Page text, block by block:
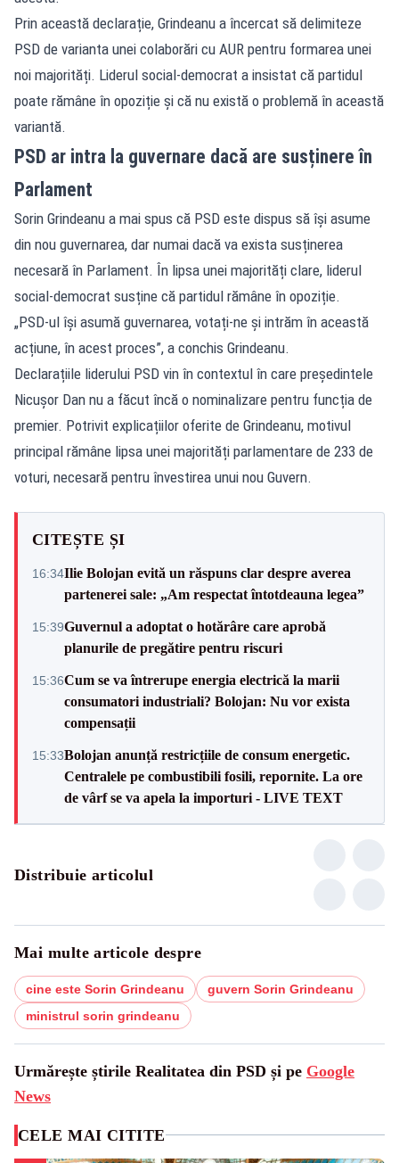
Prin această declarație, Grindeanu a încercat să delimiteze
PSD de varianta unei colaborări cu AUR pentru formarea unei
noi majorități. Liderul social-democrat a insistat că partidul
poate rămâne în opoziție și că nu există o problemă în această
variantă.
PSD ar intra la guvernare dacă are susținere în
Parlament
Sorin Grindeanu a mai spus că PSD este dispus să își asume
din nou guvernarea, dar numai dacă va exista susținerea
necesară în Parlament. În lipsa unei majorități clare, liderul
social-democrat susține că partidul rămâne în opoziție.
„PSD-ul își asumă guvernarea, votați-ne și intrăm în această
acțiune, în acest proces”, a conchis Grindeanu.
Declarațiile liderului PSD vin în contextul în care președintele
Nicușor Dan nu a făcut încă o nominalizare pentru funcția de
premier. Potrivit explicațiilor oferite de Grindeanu, motivul
principal rămâne lipsa unei majorități parlamentare de 233 de
voturi, necesară pentru învestirea unui nou Guvern.
CITEȘTE ȘI
16:34Ilie Bolojan evită un răspuns clar despre averea
partenerei sale: „Am respectat întotdeauna legea”
15:39Guvernul a adoptat o hotărâre care aprobă
planurile de pregătire pentru riscuri
15:36Cum se va întrerupe energia electrică la marii
consumatori industriali? Bolojan: Nu vor exista
compensații
15:33Bolojan anunță restricțiile de consum energetic.
Centralele pe combustibili fosili, repornite. La ore
de vârf se va apela la importuri - LIVE TEXT
Distribuie articolul
Mai multe articole despre
cine este Sorin Grindeanu
guvern Sorin Grindeanu
ministrul sorin grindeanu
Urmărește știrile Realitatea din PSD și pe Google
News
CELE MAI CITITE